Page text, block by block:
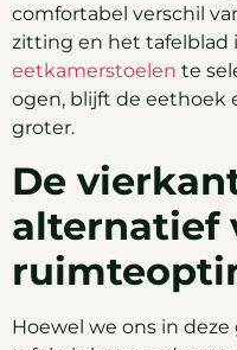
comfortabel verschil
zitting en het tafelblad
eetkamerstoelen te
ogen, blijft de eethoek
groter.
De
alternatief
Hoewel we ons in